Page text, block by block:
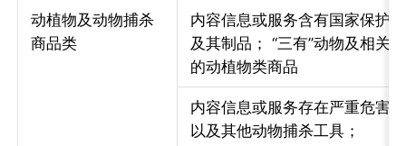
动植物及动物捕杀
商品类
内容信息或服务含有国家保护
及其制品； “三有”动物及相关
的动植物类商品
内容信息或服务存在严重危害
以及其他动物捕杀工具；